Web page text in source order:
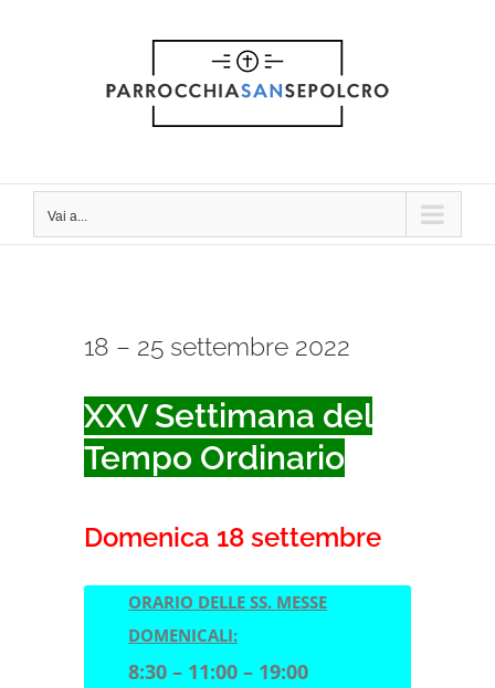
Vai a...
18 – 25 settembre 2022
XXV Settimana del
Tempo Ordinario
Domenica 18 settembre
ORARIO DELLE SS. MESSE
DOMENICALI:
8:30 – 11:00 – 19:00